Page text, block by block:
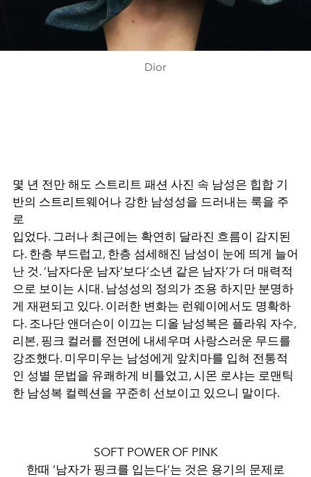
Dior
몇 년 전만 해도 스트리트 패션 사진 속 남성은 힙합 기
반의 스트리트웨어나 강한 남성성을 드러내는 룩을 주
로
입었다. 그러나 최근에는 확연히 달라진 흐름이 감지된
다. 한층 부드럽고, 한층 섬세해진 남성이 눈에 띄게 늘어
난 것. ‘남자다운 남자’보다‘소년 같은 남자’가 더 매력적
으로 보이는 시대. 남성성의 정의가 조용 하지만 분명하
게 재편되고 있다. 이러한 변화는 런웨이에서도 명확하
다. 조나단 앤더슨이 이끄는 디올 남성복은 플라워 자수,
리본, 핑크 컬러를 전면에 내세우며 사랑스러운 무드를
강조했다. 미우미우는 남성에게 앞치마를 입혀 전통적
인 성별 문법을 유쾌하게 비틀었고, 시몬 로샤는 로맨틱
한 남성복 컬렉션을 꾸준히 선보이고 있으니 말이다.
SOFT POWER OF PINK
한때 ‘남자가 핑크를 입는다’는 것은 용기의 문제로